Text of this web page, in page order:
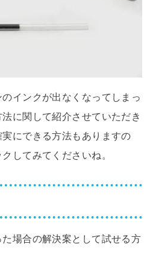
インクが出なくなってしまっ
に関して紹介させていただき
にできる方法もありますの
してみてくださいね。
場合の解決案として試せる方